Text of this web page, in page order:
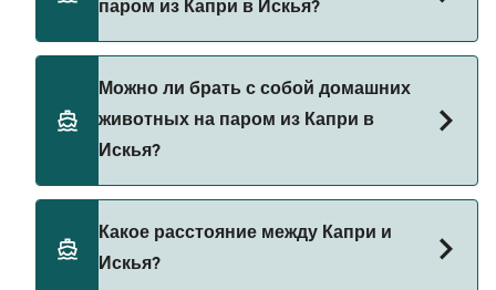
Capitan Morgan
Laser Capri Linee Blu
паром из Капри в Искья?
на паромах из Капри в Искья.
Можно ли брать с собой домашних
животных на паром из Капри в
Искья?
борт парома. Возможно, вам понадобится
паспорт для питомца. Пожалуйста, ознакомьтесь
Какое расстояние между Капри и
Искья?